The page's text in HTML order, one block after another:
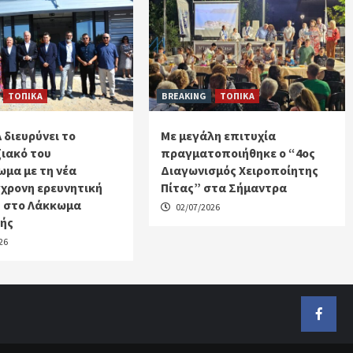
ΤΟΠΙΚΑ
το
του
με τη νέα
ερευνητική
στο Λάκκωμα
BREAKING ΤΟΠΙΚΑ
Με μεγάλη επιτυχία
πραγματοποιήθηκε ο “4ος
Διαγωνισμός Χειροποίητης
Πίτας” στα Σήμαντρα
02/07/2026